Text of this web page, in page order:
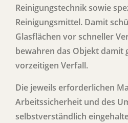
Reinigungstechnik sowie
Reinigungsmittel. Damit
Glasflächen vor schneller
bewahren das Objekt damit
vorzeitigen Verfall.
Die jeweils erforderlichen
Arbeitssicherheit und des
selbstverständlich